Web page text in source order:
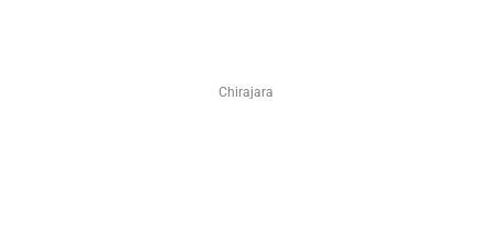
Chirajara